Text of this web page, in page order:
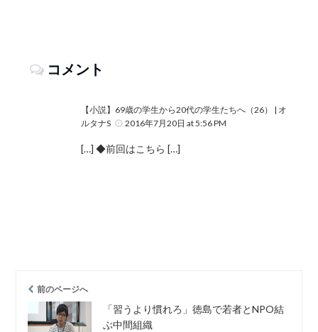
コメント
【小説】69歳の学生から20代の学生たちへ（26） | オ
ルタナS
2016年7月20日 at 5:56 PM
[…] ◆前回はこちら […]
前のページへ
「習うより慣れろ」徳島で若者とNPO結
ぶ中間組織